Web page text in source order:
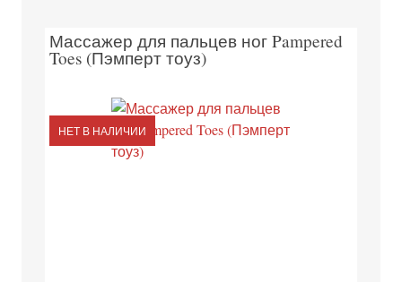
Массажер для пальцев ног Pampered
Toes (Пэмперт тоуз)
НЕТ В НАЛИЧИИ